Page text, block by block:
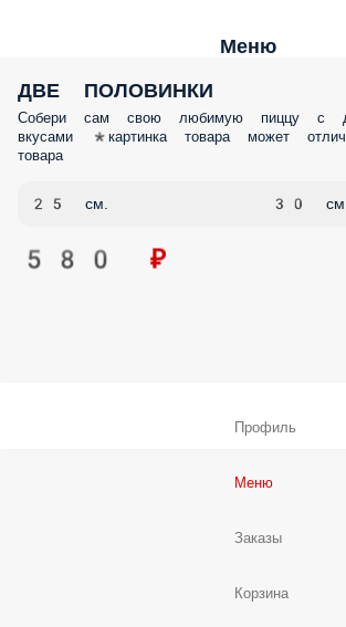
Меню
ДВЕ ПОЛОВИНКИ
Собери сам свою любимую пиццу с
вкусами *картинка товара может
товара
25 см. 30 см.
580 ₽
Профиль
Меню
Заказы
Корзина